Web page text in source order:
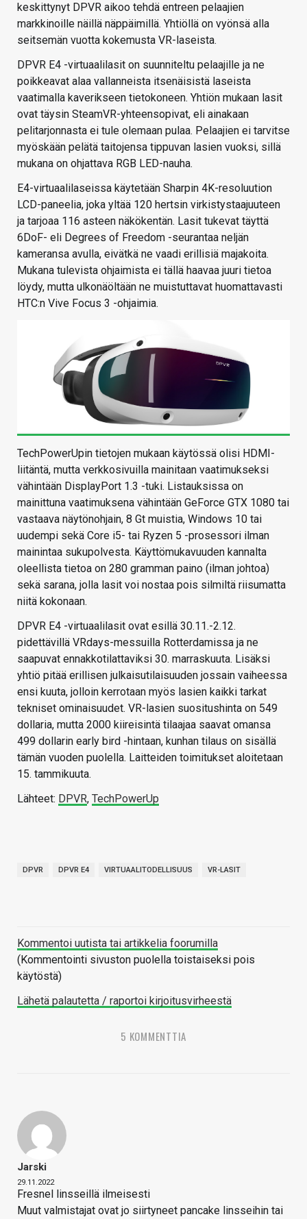
keskittynyt DPVR aikoo tehdä entreen pelaajien
markkinoille näillä näppäimillä. Yhtiöllä on vyönsä alla
seitsemän vuotta kokemusta VR-laseista.
DPVR E4 -virtuaalilasit on suunniteltu pelaajille ja ne
poikkeavat alaa vallanneista itsenäisistä laseista
vaatimalla kaverikseen tietokoneen. Yhtiön mukaan lasit
ovat täysin SteamVR-yhteensopivat, eli ainakaan
pelitarjonnasta ei tule olemaan pulaa. Pelaajien ei tarvitse
myöskään pelätä taitojensa tippuvan lasien vuoksi, sillä
mukana on ohjattava RGB LED-nauha.
E4-virtuaalilaseissa käytetään Sharpin 4K-resoluution
LCD-paneelia, joka yltää 120 hertsin virkistystaajuuteen
ja tarjoaa 116 asteen näkökentän. Lasit tukevat täyttä
6DoF- eli Degrees of Freedom -seurantaa neljän
kameransa avulla, eivätkä ne vaadi erillisiä majakoita.
Mukana tulevista ohjaimista ei tällä haavaa juuri tietoa
löydy, mutta ulkonäöltään ne muistuttavat huomattavasti
HTC:n Vive Focus 3 -ohjaimia.
TechPowerUpin tietojen mukaan käytössä olisi HDMI-
liitäntä, mutta verkkosivuilla mainitaan vaatimukseksi
vähintään DisplayPort 1.3 -tuki. Listauksissa on
mainittuna vaatimuksena vähintään GeForce GTX 1080 tai
vastaava näytönohjain, 8 Gt muistia, Windows 10 tai
uudempi sekä Core i5- tai Ryzen 5 -prosessori ilman
mainintaa sukupolvesta. Käyttömukavuuden kannalta
oleellista tietoa on 280 gramman paino (ilman johtoa)
sekä sarana, jolla lasit voi nostaa pois silmiltä riisumatta
niitä kokonaan.
DPVR E4 -virtuaalilasit ovat esillä 30.11.-2.12.
pidettävillä VRdays-messuilla Rotterdamissa ja ne
saapuvat ennakkotilattaviksi 30. marraskuuta. Lisäksi
yhtiö pitää erillisen julkaisutilaisuuden jossain vaiheessa
ensi kuuta, jolloin kerrotaan myös lasien kaikki tarkat
tekniset ominaisuudet. VR-lasien suositushinta on 549
dollaria, mutta 2000 kiireisintä tilaajaa saavat omansa
499 dollarin early bird -hintaan, kunhan tilaus on sisällä
tämän vuoden puolella. Laitteiden toimitukset aloitetaan
15. tammikuuta.
Lähteet: DPVR, TechPowerUp
DPVR DPVR E4 VIRTUAALITODELLISUUS VR-LASIT
Kommentoi uutista tai artikkelia foorumilla
(Kommentointi sivuston puolella toistaiseksi pois
käytöstä)
Lähetä palautetta / raportoi kirjoitusvirheestä
5 KOMMENTTIA
Jarski
29.11.2022
Fresnel linsseillä ilmeisesti
Muut valmistajat ovat jo siirtyneet pancake linsseihin tai